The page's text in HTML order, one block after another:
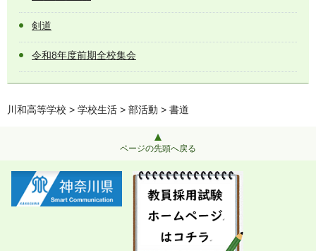
剣道
令和8年度前期全校集会
川和高等学校 > 学校生活 > 部活動 > 書道
ページの先頭へ戻る